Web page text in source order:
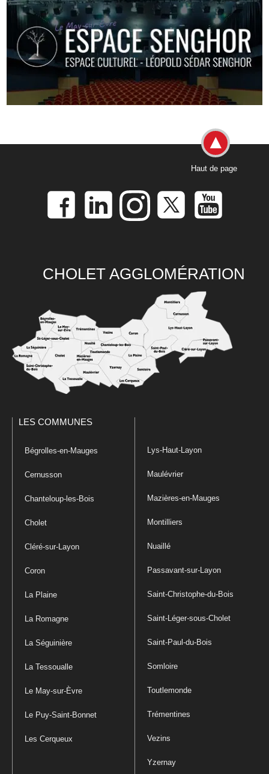
Haut de page
CHOLET AGGLOMÉRATION
LES COMMUNES
Bégrolles-en-Mauges
Cernusson
Chanteloup-les-Bois
Cholet
Cléré-sur-Layon
Coron
La Plaine
La Romagne
La Séguinière
La Tessoualle
Le May-sur-Èvre
Le Puy-Saint-Bonnet
Les Cerqueux
Lys-Haut-Layon
Maulévrier
Mazières-en-Mauges
Montilliers
Nuaillé
Passavant-sur-Layon
Saint-Christophe-du-Bois
Saint-Léger-sous-Cholet
Saint-Paul-du-Bois
Somloire
Toutlemonde
Trémentines
Vezins
Yzernay